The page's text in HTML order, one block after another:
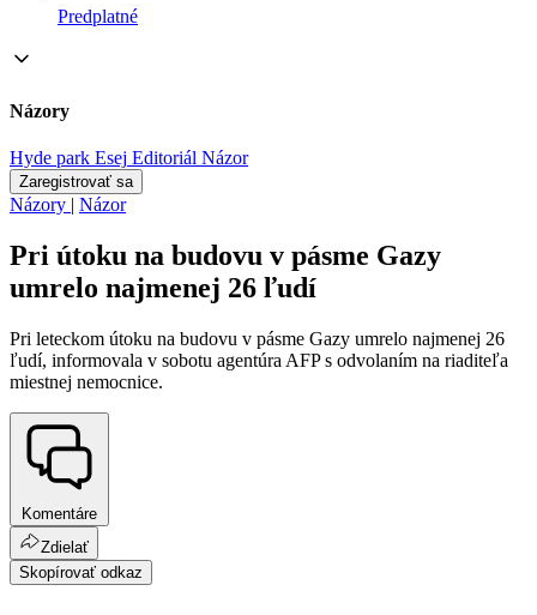
Predplatné
Názory
Hyde park Esej Editoriál Názor
Zaregistrovať sa
Názory | Názor
Pri útoku na budovu v pásme Gazy
umrelo najmenej 26 ľudí
Pri leteckom útoku na budovu v pásme Gazy umrelo najmenej 26
ľudí, informovala v sobotu agentúra AFP s odvolaním na riaditeľa
miestnej nemocnice.
Komentáre
Zdielať
Skopírovať odkaz